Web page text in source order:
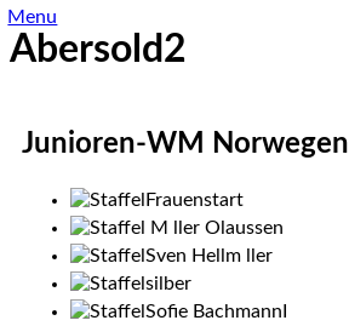
Abersold2
Menu
Junioren-WM Norwegen